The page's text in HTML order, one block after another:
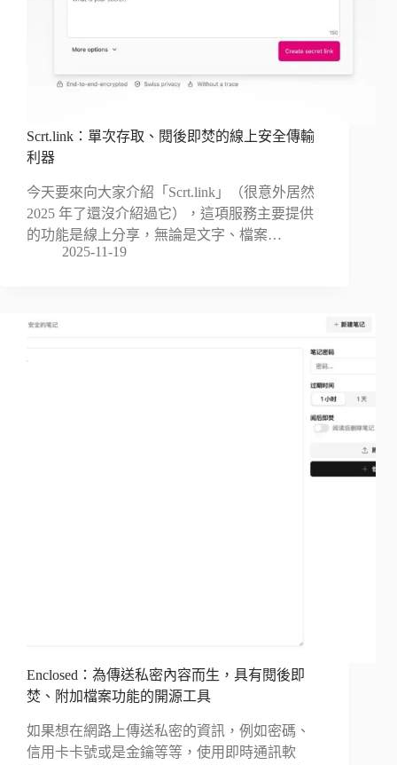
Scrt.link：單次存取、閱後即焚的線上安全傳輸
利器
今天要來向大家介紹「Scrt.link」（很意外居然
2025 年了還沒介紹過它），這項服務主要提供
的功能是線上分享，無論是文字、檔案…
2025-11-19
Enclosed：為傳送私密內容而生，具有閱後即
焚、附加檔案功能的開源工具
如果想在網路上傳送私密的資訊，例如密碼、
信用卡卡號或是金鑰等等，使用即時通訊軟